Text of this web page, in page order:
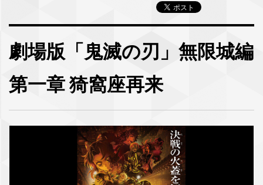
劇場版「鬼滅の刃」無限城編
第一章 猗窩座再来